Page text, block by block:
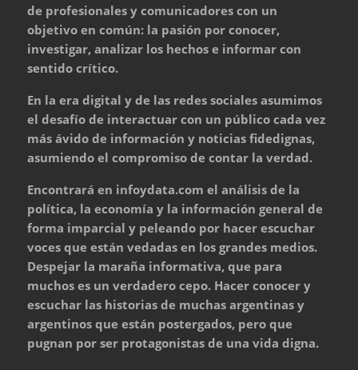
de profesionales y comunicadores con un
objetivo en común: la pasión por conocer,
investigar, analizar los hechos e informar con
sentido crítico.
En la era digital y de las redes sociales asumimos
el desafío de interactuar con un público cada vez
más ávido de información y noticias fidedignas,
asumiendo el compromiso de contar la verdad.
Encontrará en infoydata.com el análisis de la
política, la economía y la información general de
forma imparcial y peleando por hacer escuchar
voces que están vedadas en los grandes medios.
Despejar la maraña informativa, que para
muchos es un verdadero cepo. Hacer conocer y
escuchar las historias de muchas argentinas y
argentinos que están postergados, pero que
pugnan por ser protagonistas de una vida digna.